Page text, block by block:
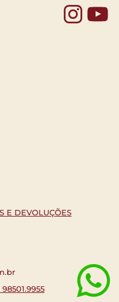
E DEVOLUÇÕES
98501.9955